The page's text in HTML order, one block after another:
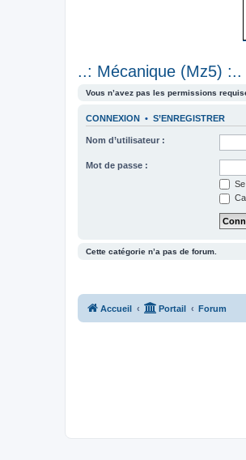
..: Mécanique (Mz5) :..
Vous n’avez pas les permissions
CONNEXION • S’ENREGISTRER
Nom d’utilisateur :
Mot de passe :
Cette catégorie n’a pas de forum.
Accueil Portail Forum